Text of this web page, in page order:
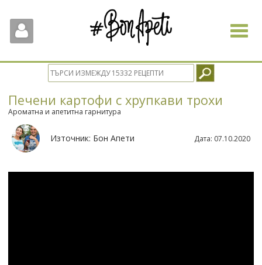
Toggle
Печени картофи с хрупкави трохи
Ароматна и апетитна гарнитура
Източник: Бон Апети Дата: 07.10.2020